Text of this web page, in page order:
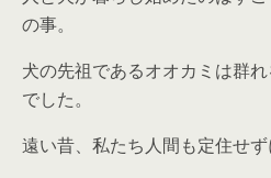
の事。
犬の先祖であるオオカミは群
でした。
遠い昔、私たち人間も定住せ